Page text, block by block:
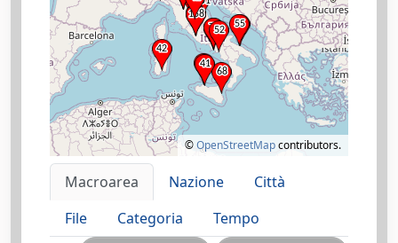
©OpenStreetMapcontributors.
Macroarea Nazione
Città
File
Categoria
Tempo